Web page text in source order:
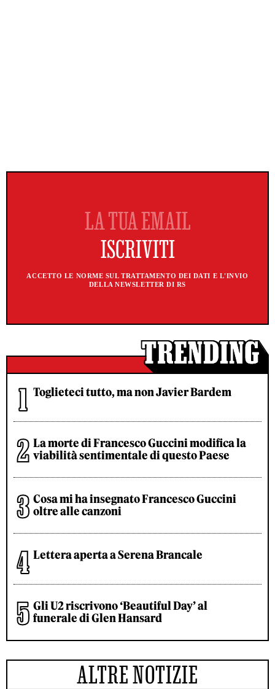
ACCETTO LE NORME SUL TRATTAMENTO DEI DATI E L'INVIO
DELLA NEWSLETTER DI RS
Toglieteci tutto, ma non Javier Bardem
La morte di Francesco Guccini modifica la
viabilità sentimentale di questo Paese
Cosa mi ha insegnato Francesco Guccini
oltre alle canzoni
Lettera aperta a Serena Brancale
Gli U2 riscrivono ‘Beautiful Day’ al
funerale di Glen Hansard
ALTRE NOTIZIE